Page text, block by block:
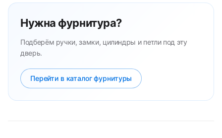
Нужна фурнитура?
Подберём ручки, замки, цилиндры и петли под эту
дверь.
Перейти в каталог фурнитуры